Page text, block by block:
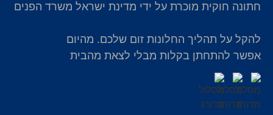
חתונה חוקית מוכרת על ידי מדינת ישראל משרד הפנים
להקל על תהליך החלונות זום שלכם. מהיום
אפשר להתחתן בקלות מבלי לצאת מהבית